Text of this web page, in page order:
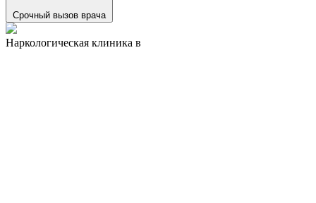
Срочный вызов врача
Наркологическая клиника в